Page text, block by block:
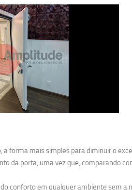
forma mais simples para diminuir o
da porta, uma vez que, comparando
conforto em qualquer ambiente sem